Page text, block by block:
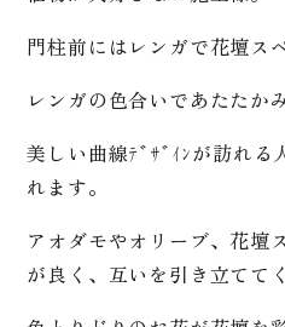
門柱前にはレンガで花壇ス
レンガの色合いであたたか
美しい曲線ﾃﾞｻﾞｲﾝが訪れる
れます。
アオダモやオリーブ、花壇
が良く、互いを引き立てて